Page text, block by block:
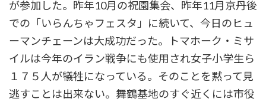
が参加した。昨年10月の祝園集会、昨年11月京丹後
での「いらんちゃフェスタ」に続いて、今日のヒュ
ーマンチェーンは大成功だった。トマホーク・ミサ
イルは今年のイラン戦争にも使用され女子小学生ら
１７５人が犠牲になっている。そのことを黙って見
逃すことは出来ない。舞鶴基地のすぐ近くには市役